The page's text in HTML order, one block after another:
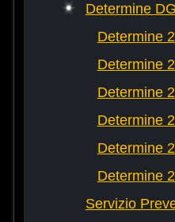
Determine DG
Determine
Determine
Determine
Determine
Determine
Determine
Servizio